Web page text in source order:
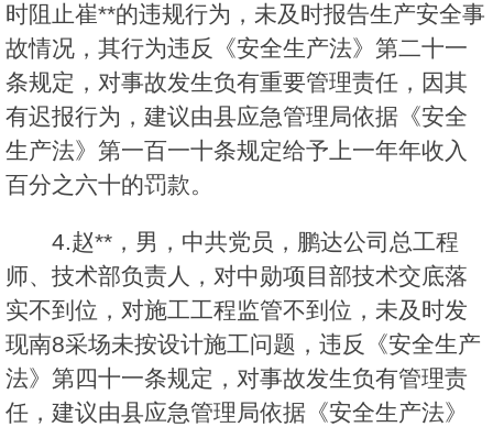
时阻止崔**的违规行为，未及时报告生产安全事
故情况，其行为违反《安全生产法》第二十一
条规定，对事故发生负有重要管理责任，因其
有迟报行为，建议由县应急管理局依据《安全
生产法》第一百一十条规定给予上一年年收入
百分之六十的罚款。
4.赵**，男，中共党员，鹏达公司总工程
师、技术部负责人，对中勋项目部技术交底落
实不到位，对施工工程监管不到位，未及时发
现南8采场未按设计施工问题，违反《安全生产
法》第四十一条规定，对事故发生负有管理责
任，建议由县应急管理局依据《安全生产法》